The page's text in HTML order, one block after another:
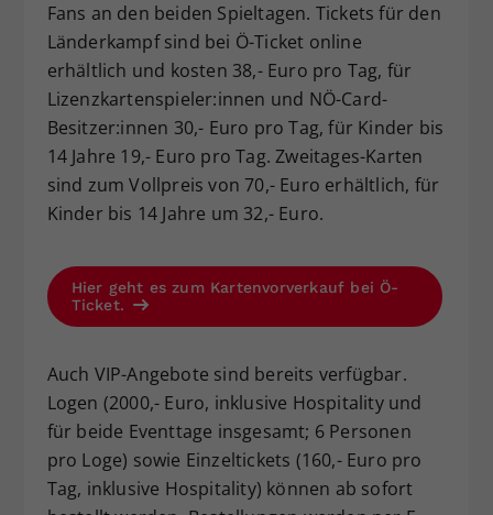
Fans an den beiden Spieltagen. Tickets für den
Länderkampf sind bei Ö-Ticket online
erhältlich und kosten 38,- Euro pro Tag, für
Lizenzkartenspieler:innen und NÖ-Card-
Besitzer:innen 30,- Euro pro Tag, für Kinder bis
14 Jahre 19,- Euro pro Tag. Zweitages-Karten
sind zum Vollpreis von 70,- Euro erhältlich, für
Kinder bis 14 Jahre um 32,- Euro.
Hier geht es zum Kartenvorverkauf bei Ö-
Ticket.
Auch VIP-Angebote sind bereits verfügbar.
Logen (2000,- Euro, inklusive Hospitality und
für beide Eventtage insgesamt; 6 Personen
pro Loge) sowie Einzeltickets (160,- Euro pro
Tag, inklusive Hospitality) können ab sofort